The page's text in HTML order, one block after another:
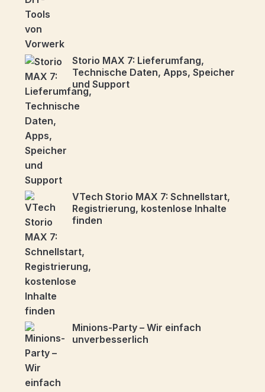
Storio MAX 7: Lieferumfang,
Technische Daten, Apps, Speicher
und Support
VTech Storio MAX 7: Schnellstart,
Registrierung, kostenlose Inhalte
finden
Minions-Party – Wir einfach
unverbesserlich